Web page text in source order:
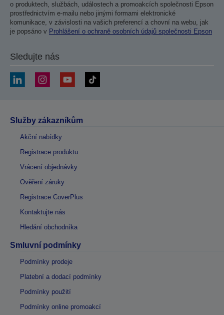
o produktech, službách, událostech a promoakcích společnosti Epson
prostřednictvím e-mailu nebo jinými formami elektronické
komunikace, v závislosti na vašich preferencí a chovní na webu, jak
je popsáno v Prohlášení o ochraně osobních údajů společnosti Epson
Sledujte nás
Služby zákazníkům
Akční nabídky
Registrace produktu
Vrácení objednávky
Ověření záruky
Registrace CoverPlus
Kontaktujte nás
Hledání obchodníka
Smluvní podmínky
Podmínky prodeje
Platební a dodací podmínky
Podmínky použití
Podmínky online promoakcí